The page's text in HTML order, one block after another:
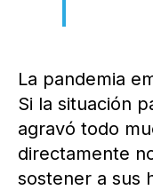
La pandemia
Si la situación
agravó todo
directamente
sostener a sus